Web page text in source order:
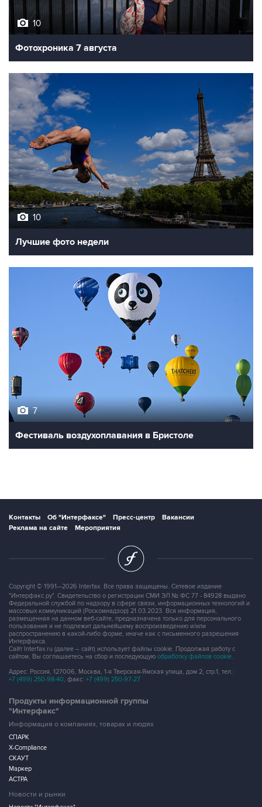
10
Фотохроника 7 августа
10
Лучшие фото недели
7
Фестиваль воздухоплавания в Бристоле
Контакты Об "Интерфаксе" Пресс-центр
Вакансии
Реклама на сайте
Мероприятия
Copyright © 1991—2026 Interfax. Все права защищены. Сетевое издание
"Интерфакс.ру". Свидетельство о регистрации СМИ ЭЛ № ФС 77 - 84928 выдано
Федеральной службой по надзору в сфере связи, информационных технологий и
массовых коммуникаций (Роскомнадзор) 21.03.2023. Вся информация,
размещенная на данном веб-сайте, предназначена только для персонального
пользования и не подлежит дальнейшему воспроизведению и/или
распространению в какой-либо форме, иначе как с письменного разрешения
Интерфакса.
Сайт Interfax.ru (далее – сайт) использует файлы cookie. Продолжая работу с
сайтом, Вы соглашаетесь на сбор и последующую обработку файлов cookie.
Адрес: Россия, 127006, Москва, 1-я Тверская-Ямская улица, дом 2, стр.1, тел.:
+7 (499) 250-98-40, факс: +7 (499) 250-97-27
Продукты информационной группы
"Интерфакс"
Информация о компаниях, товарах и людях
СПАРК
X-Compliance
СКАУТ
Маркер
АСТРА
Новости и рынки